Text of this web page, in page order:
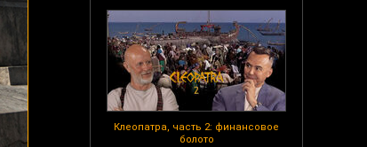
Клеопатра, часть 2: финансовое
болото